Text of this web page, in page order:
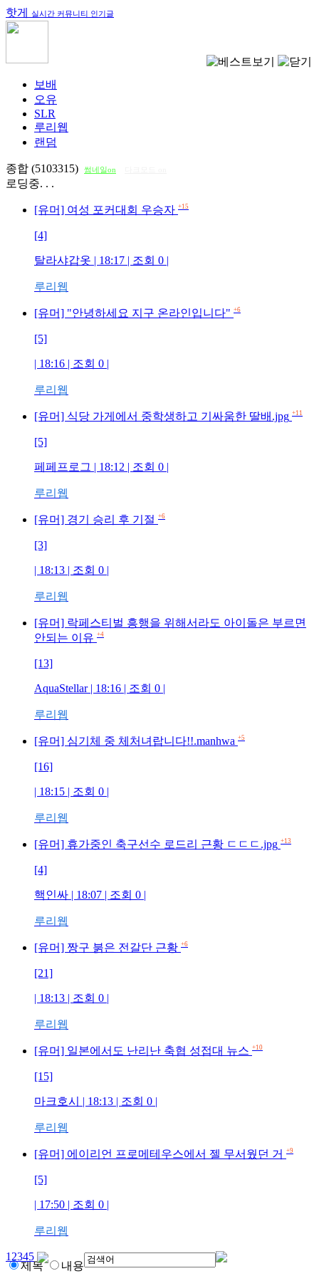
핫게 실시간 커뮤니티 인기글
보배
오유
SLR
루리웹
랜덤
종합 (5103315) 썸네일on
로딩중. . .
[유머] 여성 포커대회 우승자 +15
[4]
탈라샤갑옷 | 18:17 | 조회 0 |
루리웹
[유머] "안녕하세요 지구 온라인입니다" +6
[5]
| 18:16 | 조회 0 |
루리웹
[유머] 식당 가게에서 중학생하고 기싸움한 딸배.jpg +11
[5]
페페프로그 | 18:12 | 조회 0 |
루리웹
[유머] 경기 승리 후 기절 +6
[3]
| 18:13 | 조회 0 |
루리웹
[유머] 락페스티벌 흥행을 위해서라도 아이돌은 부르면
안되는 이유 +4
[13]
AquaStellar | 18:16 | 조회 0 |
루리웹
[유머] 심기체 중 체처녀랍니다!!.manhwa +5
[16]
| 18:15 | 조회 0 |
루리웹
[유머] 휴가중인 축구선수 로드리 근황 ㄷㄷㄷ.jpg +13
[4]
핵인싸 | 18:07 | 조회 0 |
루리웹
[유머] 짱구 붉은 전갈단 근황 +6
[21]
| 18:13 | 조회 0 |
루리웹
[유머] 일본에서도 난리난 축협 성접대 뉴스 +10
[15]
마크호시 | 18:13 | 조회 0 |
루리웹
[유머] 에이리언 프로메테우스에서 젤 무서웠던 거 +9
[5]
| 17:50 | 조회 0 |
루리웹
1 2345
제목 내용